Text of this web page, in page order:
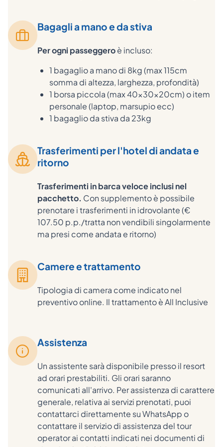
Bagagli a mano e da stiva
Per ogni passeggeroè incluso:
1 bagaglio a mano di 8kg (max 115cm
somma di altezza, larghezza, profondità)
1 borsa piccola (max 40x30x20cm) o item
personale (laptop, marsupio ecc)
1 bagaglio da stiva da 23kg
Trasferimenti per l'hotel di andata e
ritorno
Trasferimenti in barca veloce inclusi nel
pacchetto. Con supplemento è possibile
prenotare i trasferimenti in idrovolante (€
107.50 p.p./tratta non vendibili singolarmente
ma presi come andata e ritorno)
Camere e trattamento
Tipologia di camera come indicato nel
preventivo online. Il trattamento è All Inclusive
Assistenza
Un assistente sarà disponibile presso il resort
ad orari prestabiliti. Gli orari saranno
comunicati all'arrivo. Per assistenza di carattere
generale, relativa ai servizi prenotati, puoi
contattarci direttamente su WhatsApp o
contattare il servizio di assistenza del tour
operator ai contatti indicati nei documenti di